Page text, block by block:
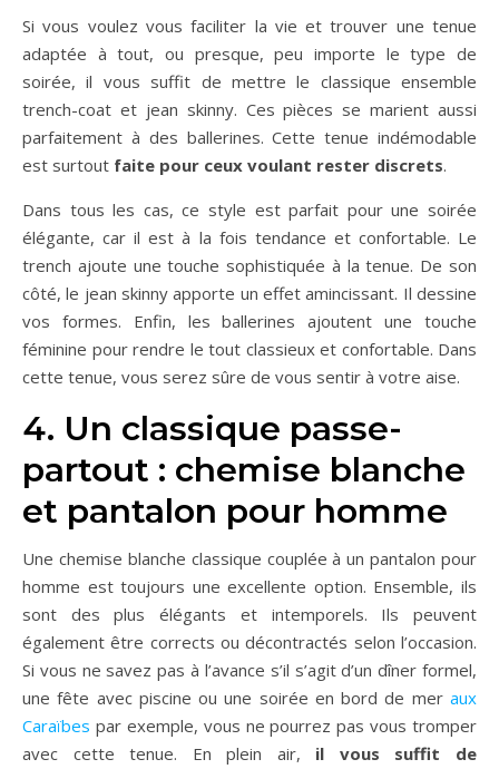
Si vous voulez vous faciliter la vie et trouver une tenue
adaptée à tout, ou presque, peu importe le type de
soirée, il vous suffit de mettre le classique ensemble
trench-coat et jean skinny. Ces pièces se marient aussi
parfaitement à des ballerines. Cette tenue indémodable
est surtout faite pour ceux voulant rester discrets.
Dans tous les cas, ce style est parfait pour une soirée
élégante, car il est à la fois tendance et confortable. Le
trench ajoute une touche sophistiquée à la tenue. De son
côté, le jean skinny apporte un effet amincissant. Il dessine
vos formes. Enfin, les ballerines ajoutent une touche
féminine pour rendre le tout classieux et confortable. Dans
cette tenue, vous serez sûre de vous sentir à votre aise.
4. Un classique passe-
partout : chemise blanche
et pantalon pour homme
Une chemise blanche classique couplée à un pantalon pour
homme est toujours une excellente option. Ensemble, ils
sont des plus élégants et intemporels. Ils peuvent
également être corrects ou décontractés selon l’occasion.
Si vous ne savez pas à l’avance s’il s’agit d’un dîner formel,
une fête avec piscine ou une soirée en bord de mer aux
Caraïbes par exemple, vous ne pourrez pas vous tromper
avec cette tenue. En plein air, il vous suffit de